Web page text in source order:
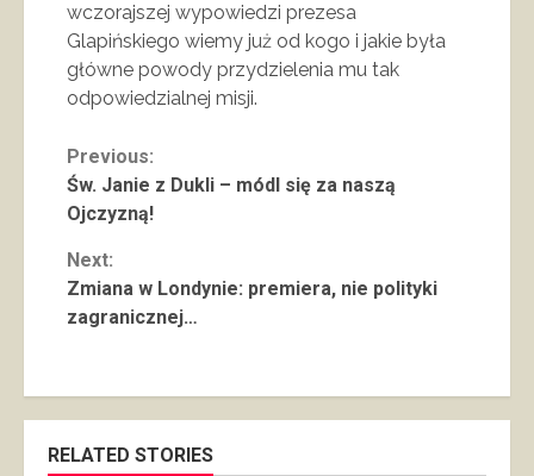
wczorajszej wypowiedzi prezesa
Glapińskiego wiemy już od kogo i jakie była
główne powody przydzielenia mu tak
odpowiedzialnej misji.
Continue
Reading
Previous:
Św. Janie z Dukli – módl się za naszą
Ojczyzną!
Next:
Zmiana w Londynie: premiera, nie polityki
zagranicznej…
RELATED STORIES